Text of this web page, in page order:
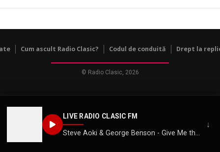
LIVE RADIO CLASIC FM
Steve Aoki & George Benson - Give Me the Night
↓
Cum ascult Radio Clasic? Codul de conduită Drept la
© Radio Clasic, 2026